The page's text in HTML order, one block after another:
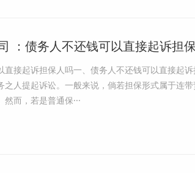
：债务人不还钱可以直接起诉担
直接起诉担保人吗一、债务人不还钱可以直接起
之人提起诉讼。一般来说，倘若担保形式属于连
而，若是普通保···